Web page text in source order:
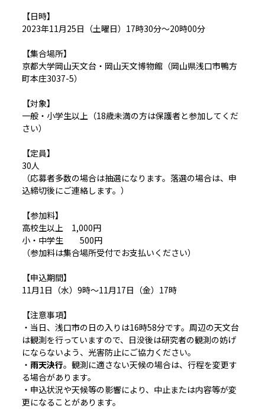
【日時】
2023年11月25日（土曜日）17時30分～20時00分
【集合場所】
京都大学岡山天文台・岡山天文博物館（岡山県浅口市鴨方
町本庄3037-5）
【対象】
一般・小学生以上（18歳未満の方は保護者と参加してくだ
さい）
【定員】
30人
（応募者多数の場合は抽選になります。落選の場合は、申
込締切後にご連絡します。）
【参加料】
高校生以上 1,000円
小・中学生 500円
（参加料は集合場所受付でお支払いください）
【申込期間】
11月1日（水）9時～11月17日（金）17時
【注意事項】
・当日、浅口市の日の入りは16時58分です。周辺の天文台
は観測を行っていますので、日没後は研究者の観測の妨げ
にならないよう、光害防止にご協力ください。
・ 雨天決行。観測に適さない天候の場合は、行程を変更す
る場合があります。
・申込状況や天候等の影響により、中止または内容等が変
更になることがあります。